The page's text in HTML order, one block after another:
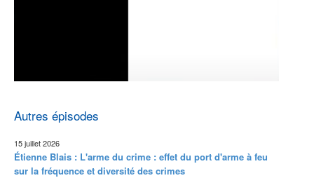
Autres épisodes
15 juillet 2026
Étienne Blais : L'arme du crime : effet du port d'arme à feu
sur la fréquence et diversité des crimes